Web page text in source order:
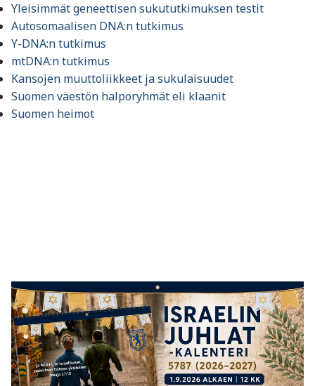
Yleisimmät geneettisen sukututkimuksen testit
Autosomaalisen DNA:n tutkimus
Y-DNA:n tutkimus
mtDNA:n tutkimus
Kansojen muuttoliikkeet ja sukulaisuudet
Suomen väestön halporyhmät eli klaanit
Suomen heimot